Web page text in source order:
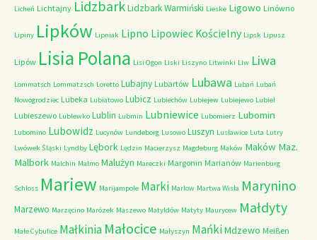
Licheń Lichtajny LidzbarkLidzbark Warmiński Lieske Ligowo Linówno
Lipiny Lipków Lipniak Lipno Lipowiec Kościelny Lipsk Lipusz
Lipów Lisia Polana Lisi Ogon Liski Liszyno Litwinki Liw Liwa
Lommatsch Lommatzsch Loretto Lubajny Lubartów Lubawa Lubań Lubań
Nowogrodziec Lubeka Lubiatowo Lubicz Lubiechów Lubiejew Lubiejewo Lubiel
Lubieszewo Lublewko Lublin Lubmin Lubniewice Lubomierz Lubomin
Lubomino Lubowidz Lucynów Lundeborg Lusowo Luszyn Lusławice Luta Lutry
Lwówek Śląski Lyndby Lębork Lędzin Macierzysz Magdeburg Maków Maków Maz.
Malbork Malchin Malmo Malużyn Mareczki Margonin Marianów Marienburg
Schloss Mariew Marijampole Marki Marlow Martwa Wisła Marynino
Marzewo Marzęcino Marózek Maszewo Matyldów Matyty Maurycew Małdyty
Małe Cybulice Małkinia Małocice Małyszyn MańkiMdzewo Meißen